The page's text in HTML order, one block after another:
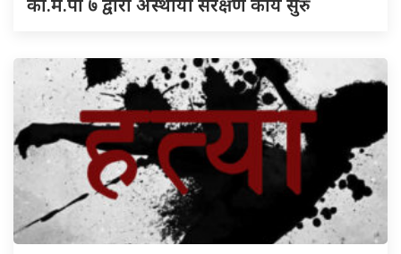
का.म.पा ७ द्वारा अस्थायी संरक्षण कार्य सुरु